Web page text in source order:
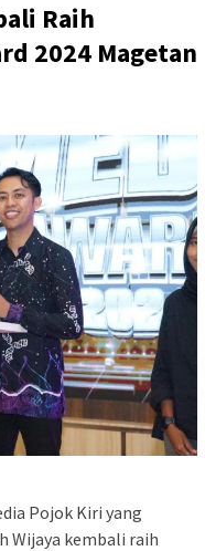
Raih
2024 Magetan
Pojok Kiri yang
Wijaya kembali raih